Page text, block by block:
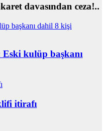
davasından ceza!..
başkanı dahil 8 kişi
Eski kulüp başkanı
itirafı